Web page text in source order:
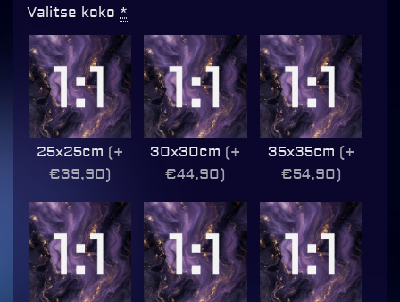
Valitse koko *
25x25cm (+
€39,90)
30x30cm (+
€44,90)
35x35cm (+
€54,90)